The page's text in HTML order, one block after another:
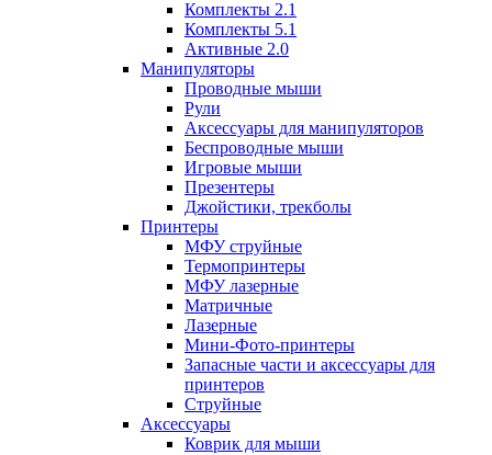
Комплекты 2.1
Комплекты 5.1
Активные 2.0
Манипуляторы
Проводные мыши
Рули
Аксессуары для манипуляторов
Беспроводные мыши
Игровые мыши
Презентеры
Джойстики, трекболы
Принтеры
МФУ струйные
Термопринтеры
МФУ лазерные
Матричные
Лазерные
Мини-Фото-принтеры
Запасные части и аксессуары для
принтеров
Струйные
Аксессуары
Коврик для мыши